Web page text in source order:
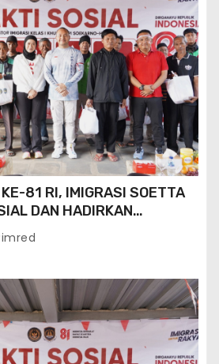
81 RI, IMIGRASI SOETTA
DAN HADIRKAN
DI AKHIR PEKAN